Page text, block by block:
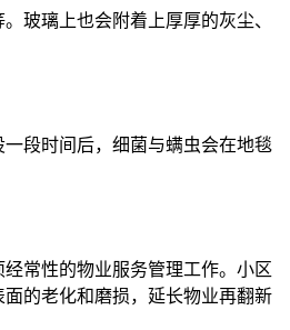
玻璃上也会附着上厚厚的灰尘、
段时间后，细菌与螨虫会在地毯
常性的物业服务管理工作。小区
的老化和磨损，延长物业再翻新